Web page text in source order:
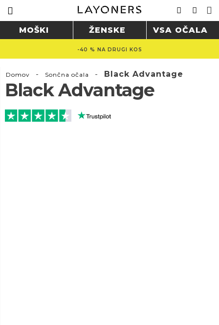
MOŠKI ŽENSKE VSA OČALA
-40 % NA DRUGI KOS
Domov - Sončna očala - Black Advantage
Black Advantage